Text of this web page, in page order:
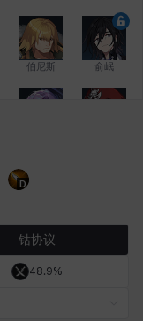
伯尼斯 俞岷
D
钴协议
48.9%